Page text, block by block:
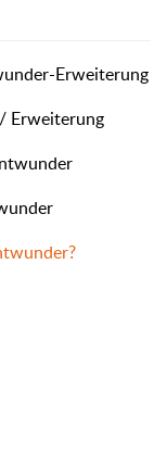
Erweiterung
Erweiterung